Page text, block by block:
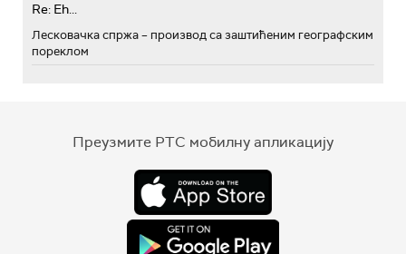
Re: Eh...
Лесковачка спржа – производ са заштићеним географским
пореклом
Преузмите РТС мобилну апликацију